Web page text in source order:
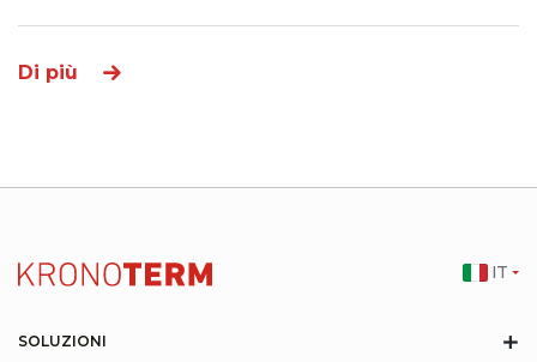
Di più
SOLUZIONI +
IT